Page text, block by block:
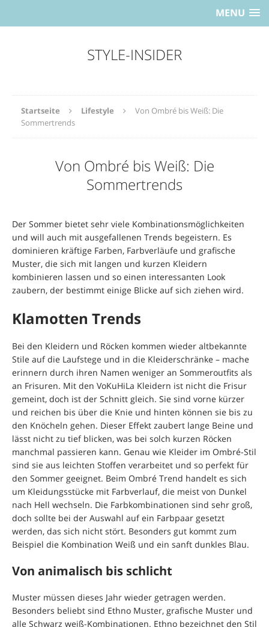
MENU
STYLE-INSIDER
Startseite Lifestyle
Von Ombré bis Weiß: Die
Sommertrends
Von Ombré bis Weiß: Die
Sommertrends
Der Sommer bietet sehr viele Kombinationsmöglichkeiten
und will auch mit ausgefallenen Trends begeistern. Es
dominieren kräftige Farben, Farbverläufe und grafische
Muster, die sich mit langen und kurzen Kleidern
kombinieren lassen und so einen interessanten Look
zaubern, der bestimmt einige Blicke auf sich ziehen wird.
Klamotten Trends
Bei den Kleidern und Röcken kommen wieder altbekannte
Stile auf die Laufstege und in die Kleiderschränke – mache
erinnern durch ihren Namen weniger an Sommeroutfits als
an Frisuren. Mit den VoKuHiLa Kleidern ist nicht die Frisur
gemeint, doch ist der Schnitt gleich. Sie sind vorne kürzer
und reichen bis über die Knie und hinten können sie bis zu
den Knöcheln gehen. Dieser Effekt zaubert lange Beine und
lässt nicht zu tief blicken, was bei solch kurzen Röcken
manchmal passieren kann. Genau wie Kleider im Ombré-Stil
sind sie aus leichten Stoffen verarbeitet und so perfekt für
den Sommer geeignet. Beim Ombré Trend handelt es sich
um Kleidungsstücke mit Farbverlauf, die meist von Dunkel
nach Hell wechseln. Die Farbkombinationen sind sehr groß,
doch sollte bei der Auswahl auf ein Farbpaar gesetzt
werden, das sich nicht stört. Besonders gut kommt zum
Beispiel die Kombination Weiß und ein sanft dunkles Blau.
Von animalisch bis schlicht
Muster müssen dieses Jahr wieder getragen werden.
Besonders beliebt sind Ethno Muster, grafische Muster und
alle Schwarz weiß-Kombinationen. Ethno bezeichnet den Stil